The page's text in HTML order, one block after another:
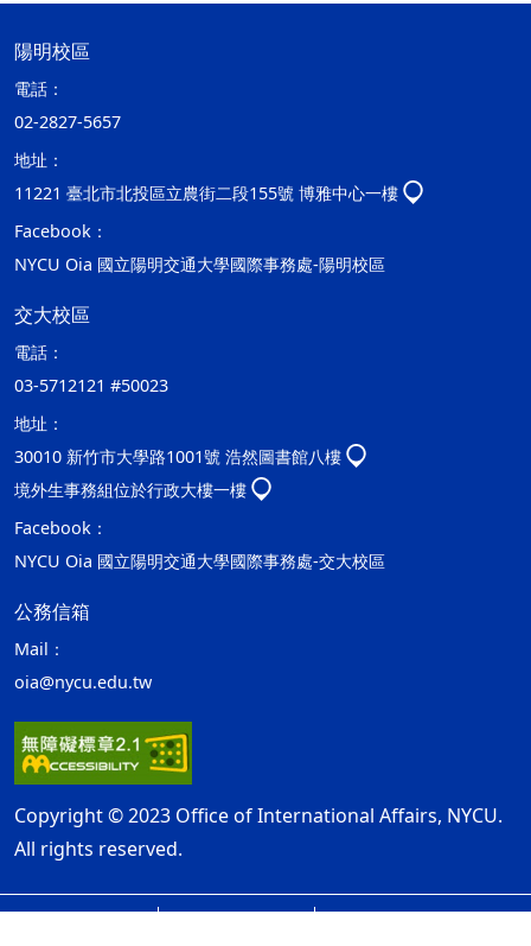
陽明校區
電話：
02-2827-5657
地址：
11221 臺北市北投區立農街二段155號 博雅中心一樓
Facebook：
NYCU Oia 國立陽明交通大學國際事務處-陽明校區
交大校區
電話：
03-5712121 #50023
地址：
30010 新竹市大學路1001號 浩然圖書館八樓
境外生事務組位於行政大樓一樓
Facebook：
NYCU Oia 國立陽明交通大學國際事務處-交大校區
公務信箱
Mail：
oia@nycu.edu.tw
Copyright © 2023 Office of International Affairs, NYCU.
All rights reserved.
網站資訊開放宣告
隱私權及安全政策
ap2